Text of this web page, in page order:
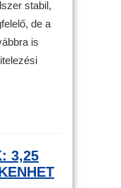
stabil,
de a
is
3,25